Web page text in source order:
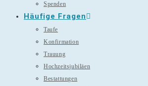
Spenden
Häufige Fragen
Taufe
Konfirmation
Trauung
Hochzeitsjubiläen
Bestattungen